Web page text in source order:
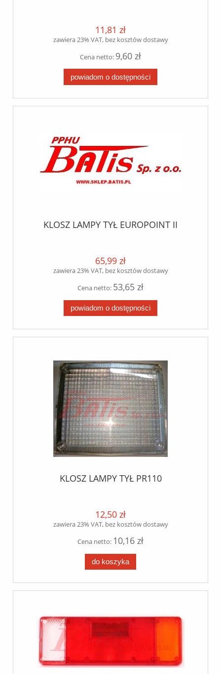
11,81 zł
zawiera 23% VAT, bez kosztów dostawy
Cena netto: 9,60 zł
powiadom o dostępności
KLOSZ LAMPY TYŁ EUROPOINT II
65,99 zł
zawiera 23% VAT, bez kosztów dostawy
Cena netto: 53,65 zł
powiadom o dostępności
KLOSZ LAMPY TYŁ PR110
12,50 zł
zawiera 23% VAT, bez kosztów dostawy
Cena netto: 10,16 zł
do koszyka